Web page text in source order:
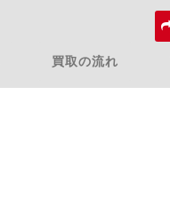
買取の流れ